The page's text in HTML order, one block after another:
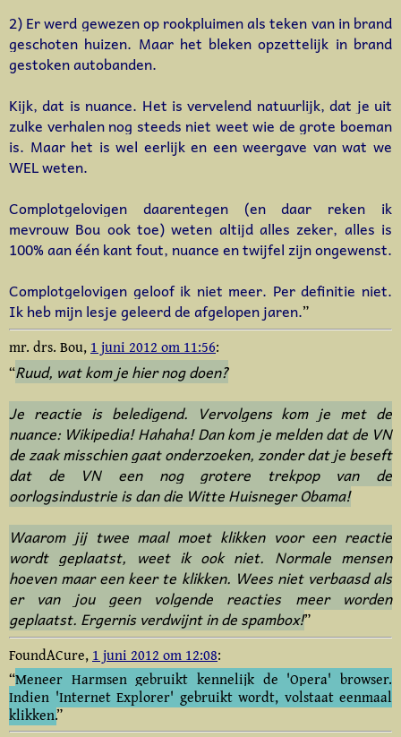
2) Er werd gewezen op rookpluimen als teken van in brand
geschoten huizen. Maar het bleken opzettelijk in brand
gestoken autobanden.
Kijk, dat is nuance. Het is vervelend natuurlijk, dat je uit
zulke verhalen nog steeds niet weet wie de grote boeman
is. Maar het is wel eerlijk en een weergave van wat we
WEL weten.
Complotgelovigen daarentegen (en daar reken ik
mevrouw Bou ook toe) weten altijd alles zeker, alles is
100% aan één kant fout, nuance en twijfel zijn ongewenst.
Complotgelovigen geloof ik niet meer. Per definitie niet.
Ik heb mijn lesje geleerd de afgelopen jaren.”
mr. drs. Bou, 1 juni 2012 om 11:56:
“Ruud, wat kom je hier nog doen?
Je reactie is beledigend. Vervolgens kom je met de
nuance: Wikipedia! Hahaha! Dan kom je melden dat de VN
de zaak misschien gaat onderzoeken, zonder dat je beseft
dat de VN een nog grotere trekpop van de
oorlogsindustrie is dan die Witte Huisneger Obama!
Waarom jij twee maal moet klikken voor een reactie
wordt geplaatst, weet ik ook niet. Normale mensen
hoeven maar een keer te klikken. Wees niet verbaasd als
er van jou geen volgende reacties meer worden
geplaatst. Ergernis verdwijnt in de spambox!”
FoundACure, 1 juni 2012 om 12:08:
“Meneer Harmsen gebruikt kennelijk de 'Opera' browser.
Indien 'Internet Explorer' gebruikt wordt, volstaat eenmaal
klikken.”